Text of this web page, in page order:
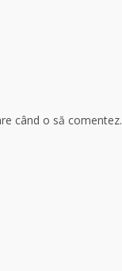
când o să comentez.